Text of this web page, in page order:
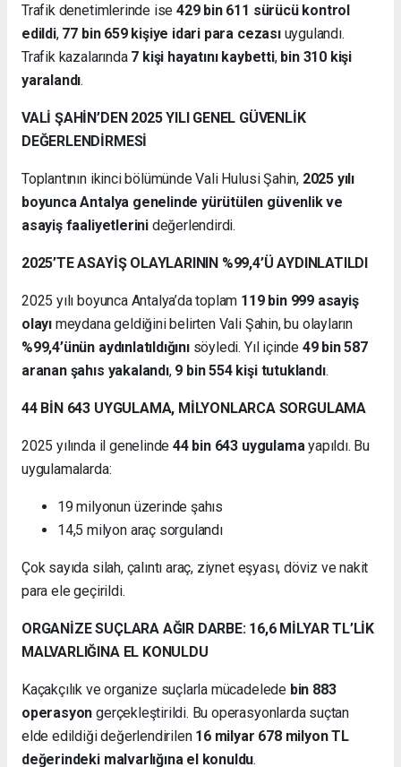
Trafik denetimlerinde ise429 bin 611 sürücü kontrol
edildi, 77 bin 659 kişiye idari para cezasıuygulandı.
Trafik kazalarında 7 kişi hayatını kaybetti, bin 310 kişi
yaralandı.
VALİ ŞAHİN’DEN 2025 YILI GENEL GÜVENLİK
DEĞERLENDİRMESİ
Toplantının ikinci bölümünde Vali Hulusi Şahin, 2025 yılı
boyunca Antalya genelinde yürütülen güvenlik ve
asayiş faaliyetlerinideğerlendirdi.
2025’TE ASAYİŞ OLAYLARININ %99,4’Ü AYDINLATILDI
2025 yılı boyunca Antalya’da toplam 119 bin 999 asayiş
olayı meydana geldiğini belirten Vali Şahin, bu olayların
%99,4’ünün aydınlatıldığınısöyledi. Yıl içinde 49 bin 587
aranan şahıs yakalandı, 9 bin 554 kişi tutuklandı.
44 BİN 643 UYGULAMA, MİLYONLARCA SORGULAMA
2025 yılında il genelinde44 bin 643 uygulama yapıldı. Bu
uygulamalarda:
19 milyonun üzerinde şahıs
14,5 milyon araç sorgulandı
Çok sayıda silah, çalıntı araç, ziynet eşyası, döviz ve nakit
para ele geçirildi.
ORGANİZE SUÇLARA AĞIR DARBE: 16,6 MİLYAR TL’LİK
MALVARLIĞINA EL KONULDU
Kaçakçılık ve organize suçlarla mücadelede bin 883
operasyon gerçekleştirildi. Bu operasyonlarda suçtan
elde edildiği değerlendirilen 16 milyar 678 milyon TL
değerindeki malvarlığına el konuldu.